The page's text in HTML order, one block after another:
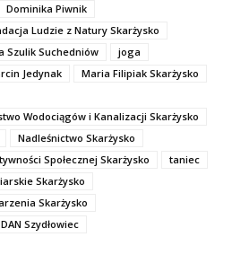
Dominika Piwnik
Ludzie z Natury Skarżysko
Szulik Suchedniów
joga
Jedynak
Maria Filipiak Skarżysko
Wodociągów i Kanalizacji Skarżysko
Nadleśnictwo Skarżysko
Społecznej Skarżysko
taniec
Skarżysko
Skarżysko
Szydłowiec